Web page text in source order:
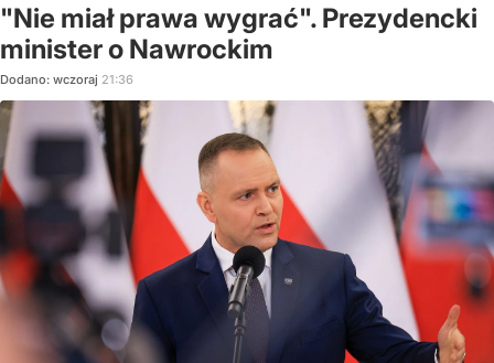
"Nie miał prawa wygrać". Prezydencki
minister o Nawrockim
Dodano: wczoraj 21:36